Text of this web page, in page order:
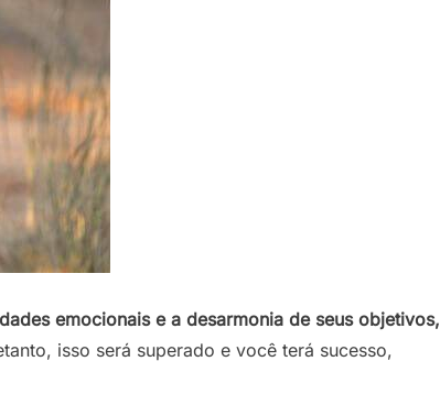
emocionais e a desarmonia de seus objetivos,
isso será superado e você terá sucesso,